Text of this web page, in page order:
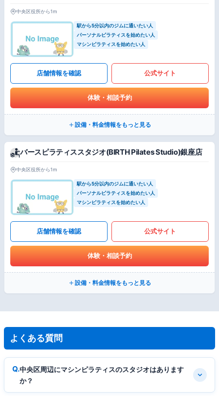
中央区役所から1m
駅から5分以内のジムに通いたい人
パーソナルピラティスを始めたい人
マシンピラティスを始めたい人
店舗情報を確認 公式サイト
体験・相談予約
設備・料金情報をもっと見る
バースピラティススタジオ(BIRTH Pilates Studio)銀座店
中央区役所から1m
駅から5分以内のジムに通いたい人
パーソナルピラティスを始めたい人
マシンピラティスを始めたい人
店舗情報を確認 公式サイト
体験・相談予約
設備・料金情報をもっと見る
よくある質問
中央区周辺にマシンピラティスのスタジオはあります
か？